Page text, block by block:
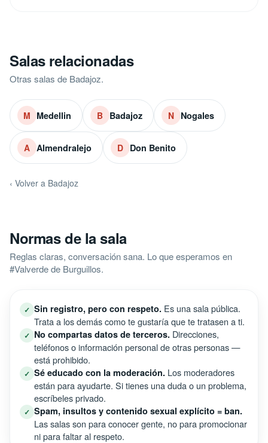
Salas relacionadas
Otras salas de Badajoz.
M Medellin B Badajoz N Nogales
A Almendralejo D Don Benito
‹ Volver a Badajoz
Normas de la sala
Reglas claras, conversación sana. Lo que esperamos en
#Valverde de Burguillos.
✓ Sin registro, pero con respeto. Es una sala pública.
Trata a los demás como te gustaría que te tratasen a ti.
✓ No compartas datos de terceros. Direcciones,
teléfonos o información personal de otras personas —
está prohibido.
✓ Sé educado con la moderación. Los moderadores
están para ayudarte. Si tienes una duda o un problema,
escríbeles privado.
✓ Spam, insultos y contenido sexual explícito = ban.
Las salas son para conocer gente, no para promocionar
ni para faltar al respeto.